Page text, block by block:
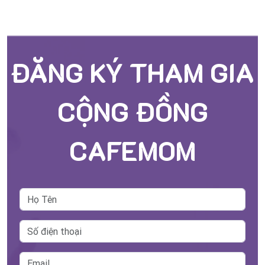
ĐĂNG KÝ THAM GIA
CỘNG ĐỒNG
CAFEMOM